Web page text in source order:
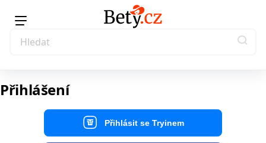
Přihlášení
Přihlásit se Tryinem